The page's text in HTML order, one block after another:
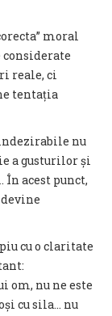
moral
reale, ci
tentația
nu
a gusturilor și
În acest punct,
cu o claritate
om, nu ne este
cu sila… nu